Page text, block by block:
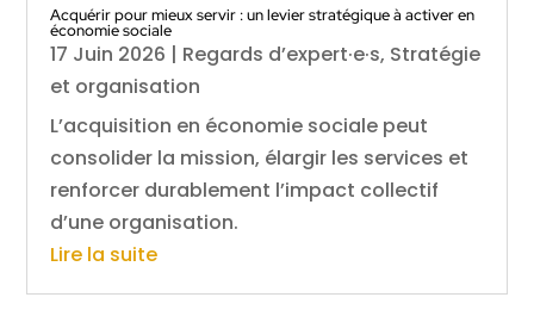
Acquérir pour mieux servir : un levier stratégique à activer en
économie sociale
17 Juin 2026 | Regards d’expert·e·s, Stratégie
et organisation
L’acquisition en économie sociale peut
consolider la mission, élargir les services et
renforcer durablement l’impact collectif
d’une organisation.
Lire la suite